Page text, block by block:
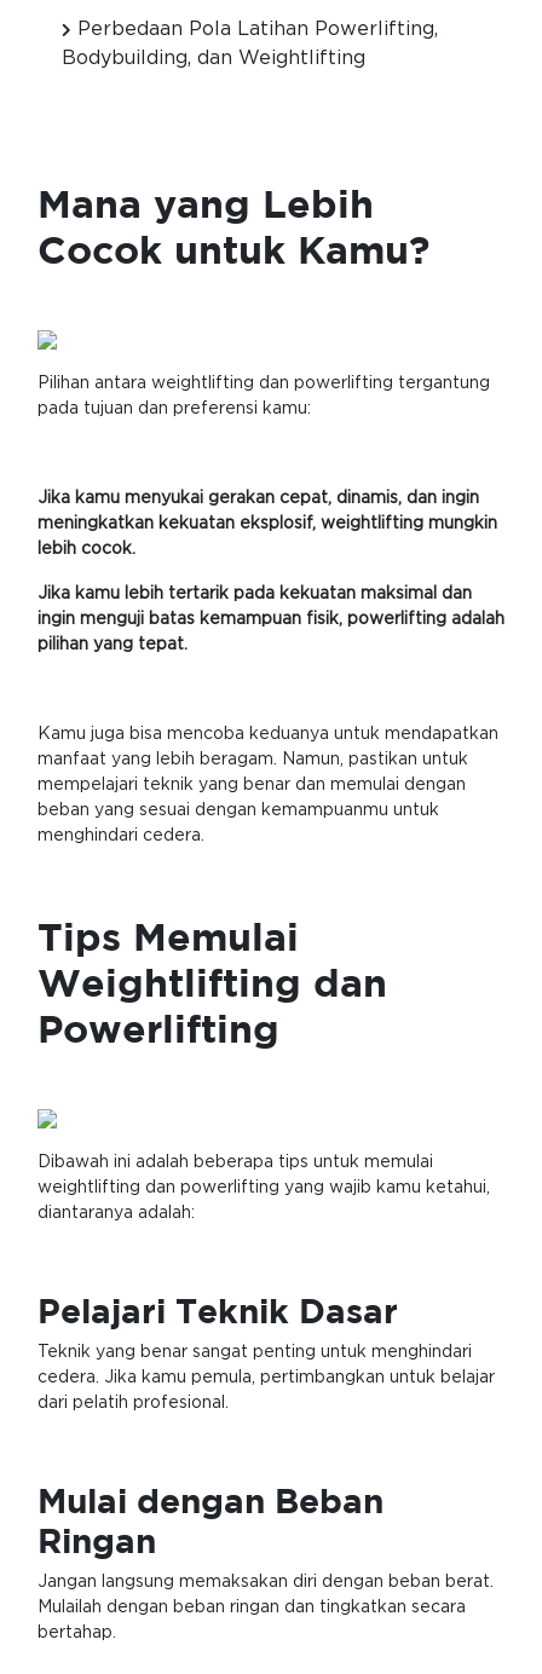
Perbedaan Pola Latihan Powerlifting,
Bodybuilding, dan Weightlifting
Mana yang Lebih
Cocok untuk Kamu?
Pilihan antara weightlifting dan powerlifting tergantung
pada tujuan dan preferensi kamu:
Jika kamu menyukai gerakan cepat, dinamis, dan ingin
meningkatkan kekuatan eksplosif, weightlifting mungkin
lebih cocok.
Jika kamu lebih tertarik pada kekuatan maksimal dan
ingin menguji batas kemampuan fisik, powerlifting adalah
pilihan yang tepat.
Kamu juga bisa mencoba keduanya untuk mendapatkan
manfaat yang lebih beragam. Namun, pastikan untuk
mempelajari teknik yang benar dan memulai dengan
beban yang sesuai dengan kemampuanmu untuk
menghindari cedera.
Tips Memulai
Weightlifting dan
Powerlifting
Dibawah ini adalah beberapa tips untuk memulai
weightlifting dan powerlifting yang wajib kamu ketahui,
diantaranya adalah:
Pelajari Teknik Dasar
Teknik yang benar sangat penting untuk menghindari
cedera. Jika kamu pemula, pertimbangkan untuk belajar
dari pelatih profesional.
Mulai dengan Beban
Ringan
Jangan langsung memaksakan diri dengan beban berat.
Mulailah dengan beban ringan dan tingkatkan secara
bertahap.